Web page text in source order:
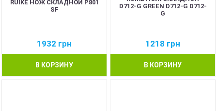
RUIKE НОЖ СКЛАДНОЙ P801
SF
1932 грн
В КОРЗИНУ
D712-G GREEN D712-G D712-
G
1218 грн
В КОРЗИНУ